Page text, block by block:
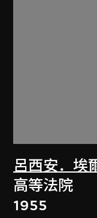
呂西安．埃
高等法院
1955